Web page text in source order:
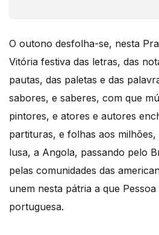
O outono desfolha-se, nesta
Vitória festiva das letras, das
pautas, das paletas e das
sabores, e saberes, com que
pintores, e atores e autores
partituras, e folhas aos
lusa, a Angola, passando pelo
pelas comunidades das
unem nesta pátria a que
portuguesa.